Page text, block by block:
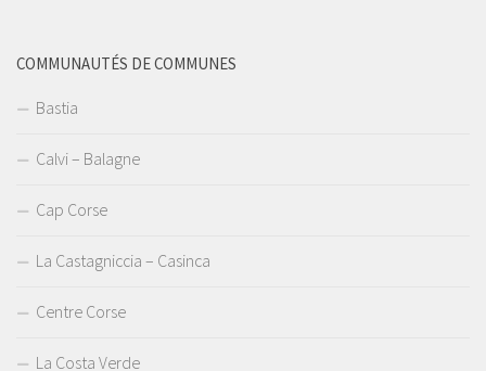
COMMUNAUTÉS DE COMMUNES
Bastia
Calvi – Balagne
Cap Corse
La Castagniccia – Casinca
Centre Corse
La Costa Verde